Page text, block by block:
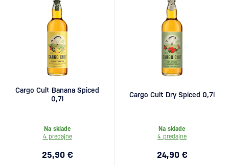
Cargo Cult Banana Spiced
0,7l
Na sklade
4 predajne
25,90 €
Cargo Cult Dry Spiced 0,7l
Na sklade
4 predajne
24,90 €